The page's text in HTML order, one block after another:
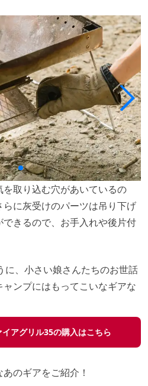
取り込む穴があいているの
に灰受けのパーツは吊り下げ
きるので、お手入れや後片付
に、小さい娘さんたちのお世話
ンプにはもってこいなギアな
アグリル35の購入はこちら
のギアをご紹介！